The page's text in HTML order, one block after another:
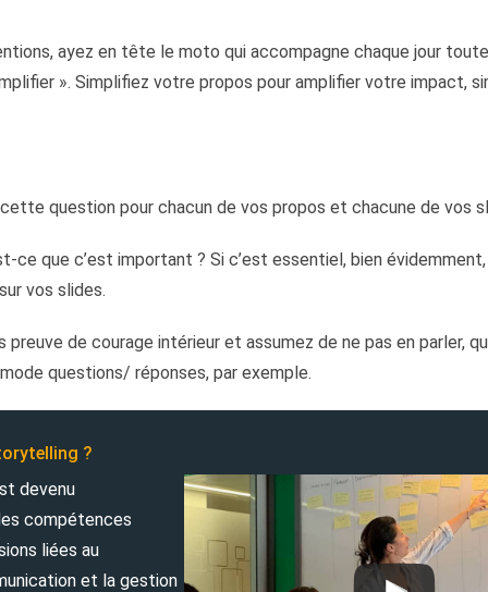
ayez en tête le moto qui accompagne chaque jour
». Simplifiez votre propos pour amplifier votre impact,
question pour chacun de vos propos et chacune de vos
ce que c’est important ? Si c’est essentiel, bien
vos slides.
de courage intérieur et assumez de ne pas en parler,
questions/ réponses, par exemple.
?
devenu
compétences
liées au
et la gestion